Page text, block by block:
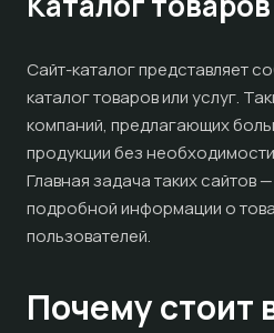
Сайт-каталог представляет
каталог товаров или услуг.
компаний, предлагающих
продукции без
Главная задача таких сайтов
подробной информации о
пользователей.
Почему стоит